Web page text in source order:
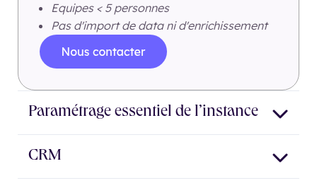
Equipes < 5 personnes
Pas d'import de data ni d'enrichissement
Paramétrage essentiel de l’instance
Choix de la langue de l’instance par défaut
Devise
CRM
Objets, propriétés et associations natives